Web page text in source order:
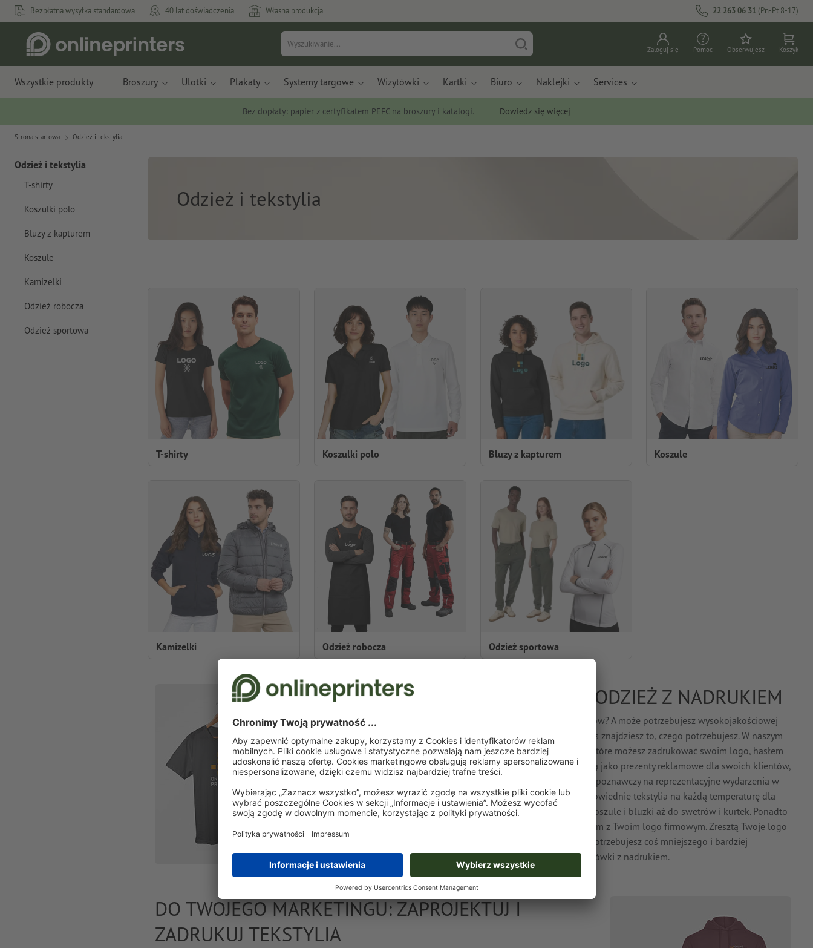
Bezpłatna wysyłka standardowa 40 lat doświadczenia Własna produkcja 22 263 06 31 (Pn-Pt 8-17)
Zaloguj się Pomoc Obserwujesz Koszyk
Wszystkie produkty Broszury Ulotki Plakaty Systemy targowe Wizytówki Kartki Biuro Naklejki Services
Bez dopłaty: papier z certyfikatem PEFC na broszury i katalogi. Dowiedz się więcej
Strona startowa Odzież i tekstylia
Odzież i tekstylia
T-shirty
Koszulki polo
Bluzy z kapturem
Koszule
Kamizelki
Odzież robocza
Odzież sportowa
Odzież i tekstylia
T-shirty Koszulki polo Bluzy z kapturem Koszule
Kamizelki Odzież robocza Odzież sportowa
NA CHŁODNE I CIEPŁE DNI: ODZIEŻ Z NADRUKIEM
Szukasz odpowiedniego prezentu dla swoich pracowników? A może potrzebujesz wysokojakościowej
odzieży, którą chciałbyś indywidualnie zadrukować? U nas znajdziesz to, czego potrzebujesz. W naszym
sklepie internetowym znajdziesz duży wybór tekstyliów, które możesz zadrukować swoim logo, hasłem
lub motywem. Zamów odzież z nadrukiem i wykorzystaj ją jako prezenty reklamowe dla swoich klientów,
ubranie robocze dla załogi lub jako jednolity element rozpoznawczy na reprezentacyjne wydarzenia w
Twoim przedsiębiorstwie. Czy to lato czy zima: mamy odpowiednie tekstylia na każdą temperaturę dla
Twojego przedsiębiorstwa: poczynając od bluz poprzez koszule i bluzki aż do swetrów i kurtek. Ponadto
możesz zamówić u nasz także Tank-Tops i bluzy z kapturem z Twoim logo firmowym. Zresztą Twoje logo
lub hasło możemy wydrukować nie tylko na ubraniach: potrzebujesz coś mniejszego i bardziej
minimalistycznego, to polecamy Ci nasze czapki i bejsbolówki z nadrukiem.
DO TWOJEGO MARKETINGU: ZAPROJEKTUJ I
ZADRUKUJ TEKSTYLIA